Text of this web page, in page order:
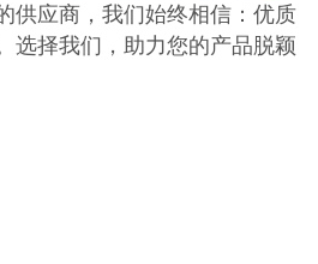
供应商，我们始终相信：优质
选择我们，助力您的产品脱颖